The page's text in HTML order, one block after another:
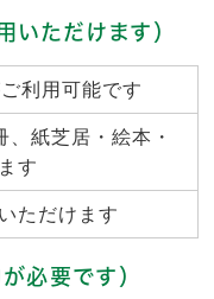
いただけます）
利用可能です
紙芝居・絵本・
す
ただけます
必要です）